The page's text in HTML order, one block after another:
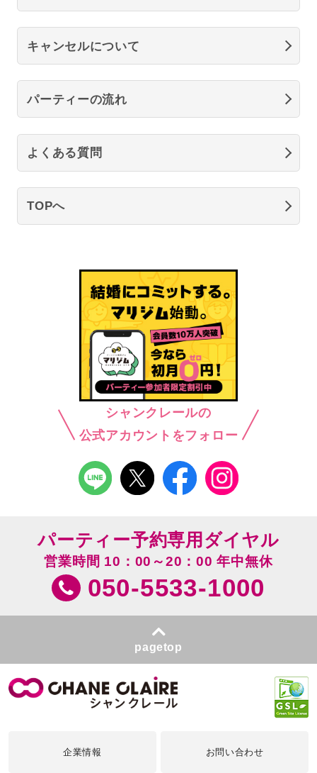
キャンセルについて
パーティーの流れ
よくある質問
TOPへ
シャンクレールの
公式アカウントをフォロー
パーティー予約専用ダイヤル
営業時間 10：00～20：00 年中無休
050-5533-1000
pagetop
企業情報 お問い合わせ